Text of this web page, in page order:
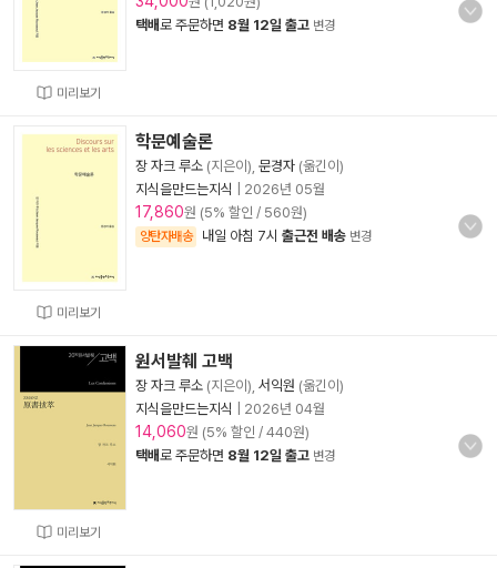
미리보기
택배로 주문하면 8월 12일 출고 변경
미리보기
학문예술론
장 자크 루소 (지은이), 문경자 (옮긴이)
지식을만드는지식
2026년 05월
17,860원 (5% 할인 / 560원)
양탄자배송 내일 아침 7시 출근전 배송 변경
미리보기
원서발췌 고백
장 자크 루소 (지은이), 서익원 (옮긴이)
지식을만드는지식
2026년 04월
14,060원 (5% 할인 / 440원)
택배로 주문하면 8월 12일 출고 변경